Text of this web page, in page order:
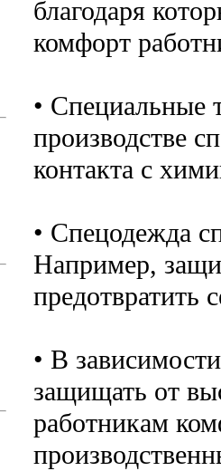
благодаря
комфорт
• Специальные
производстве
контакта с
• Спецодежда
Например,
предотвратить
• В
защищать от
работникам